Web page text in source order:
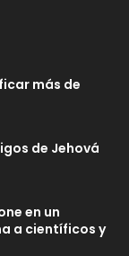
más de
de Jehová
en un
a científicos y